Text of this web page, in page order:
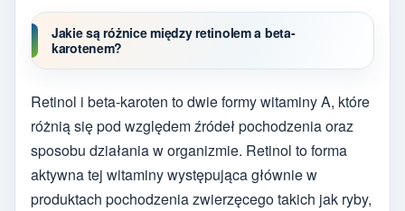
Jakie są różnice między retinolem a beta-
karotenem?
Retinol i beta-karoten to dwie formy witaminy A, które
różnią się pod względem źródeł pochodzenia oraz
sposobu działania w organizmie. Retinol to forma
aktywna tej witaminy występująca głównie w
produktach pochodzenia zwierzęcego takich jak ryby,